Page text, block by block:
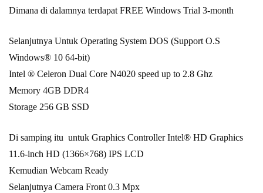
Dimana di dalamnya terdapat FREE Windows Trial 3-month
Selanjutnya Untuk Operating System DOS (Support O.S
Windows® 10 64-bit)
Intel ® Celeron Dual Core N4020 speed up to 2.8 Ghz
Memory 4GB DDR4
Storage 256 GB SSD
Di samping itu untuk Graphics Controller Intel® HD Graphics
11.6-inch HD (1366×768) IPS LCD
Kemudian Webcam Ready
Selanjutnya Camera Front 0.3 Mpx